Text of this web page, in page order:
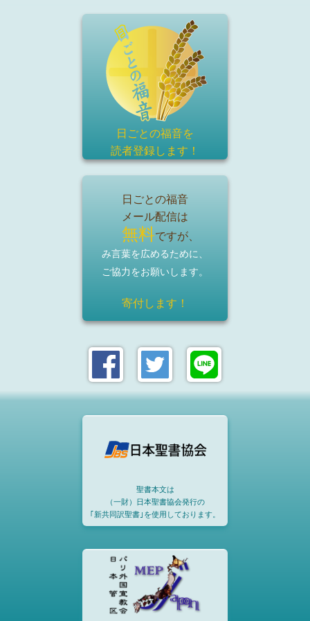
日ごとの福音を
読者登録します！
日ごとの福音
メール配信は
無料ですが、
み言葉を広めるために、
ご協力をお願いします。
寄付します！
聖書本文は
（一財）日本聖書協会発行の
｢新共同訳聖書｣を使用しております。